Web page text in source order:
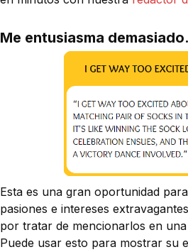
Me entusiasma
Esta es una gran oportunidad
pasiones e intereses
por tratar de mencionarlos en
Puede usar esto para mostrar su